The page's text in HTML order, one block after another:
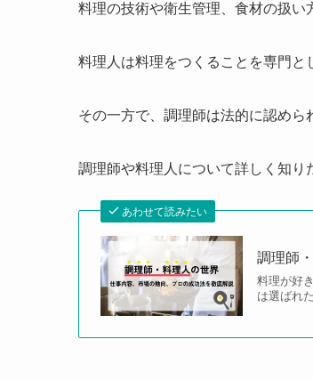
料理の技術や衛生管理、食材の扱い
料理人は料理をつくることを専門と
その一方で、調理師は法的に認めら
調理師や料理人について詳しく知り
あわせて読みたい
調理師
料理が好
は選ばれ